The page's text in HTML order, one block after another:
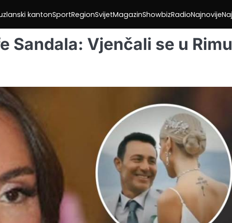
kantonSportRegionSvijetMagazinShowbizRadioNajnovije
Sandala: Vjenčali se u